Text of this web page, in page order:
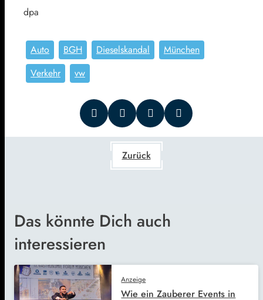
dpa
Auto BGH Dieselskandal
München
Verkehr
vw
Zurück
Das könnte Dich auch
interessieren
Anzeige
Wie ein Zauberer Events in